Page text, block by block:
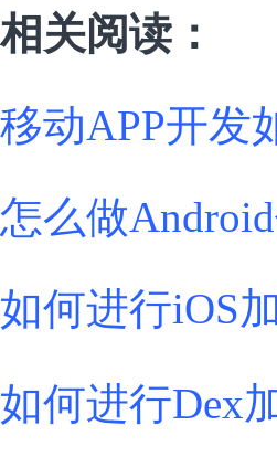
相关阅读：
移动APP开发
怎么做
如何进行iOS
如何进行Dex